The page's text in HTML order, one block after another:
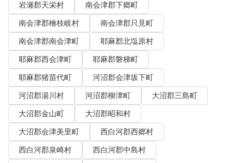
岩瀬郡天栄村
南会津郡下郷町
南会津郡檜枝岐村
南会津郡只見町
南会津郡南会津町
耶麻郡北塩原村
耶麻郡西会津町
耶麻郡磐梯町
耶麻郡猪苗代町
河沼郡会津坂下町
河沼郡湯川村
河沼郡柳津町
大沼郡三島町
大沼郡金山町
大沼郡昭和村
大沼郡会津美里町
西白河郡西郷村
西白河郡泉崎村
西白河郡中島村